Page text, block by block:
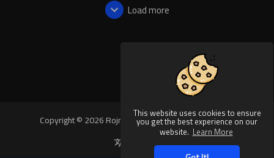
This website uses cookies to ensure
you get the best experience on our
website. Learn More
Load more
Copyright © 2026 Rojnews Video. All rights reserved.
Language